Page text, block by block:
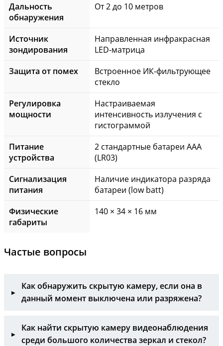
Дальность
обнаружения
От 2 до 10 метров
Источник
зондирования
Направленная инфракрасная
LED-матрица
Защита от помех
Встроенное ИК-фильтрующее
стекло
Регулировка
мощности
Настраиваемая
интенсивность излучения с
гистограммой
Питание
устройства
2 стандартные батареи AAA
(LR03)
Сигнализация
питания
Наличие индикатора разряда
батареи (low batt)
Физические
габариты
140 × 34 × 16 мм
Частые вопросы
Как обнаружить скрытую камеру, если она в
данный момент выключена или разряжена?
Как найти скрытую камеру видеонаблюдения
среди большого количества зеркал и стекол?